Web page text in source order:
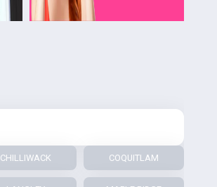
CHILLIWACK COQUITLAM